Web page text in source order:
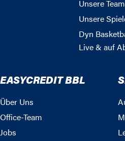
Unsere
Unsere
Dyn
Live & auf
EASYCREDIT BBL
Über Uns
Office-Team
Jobs